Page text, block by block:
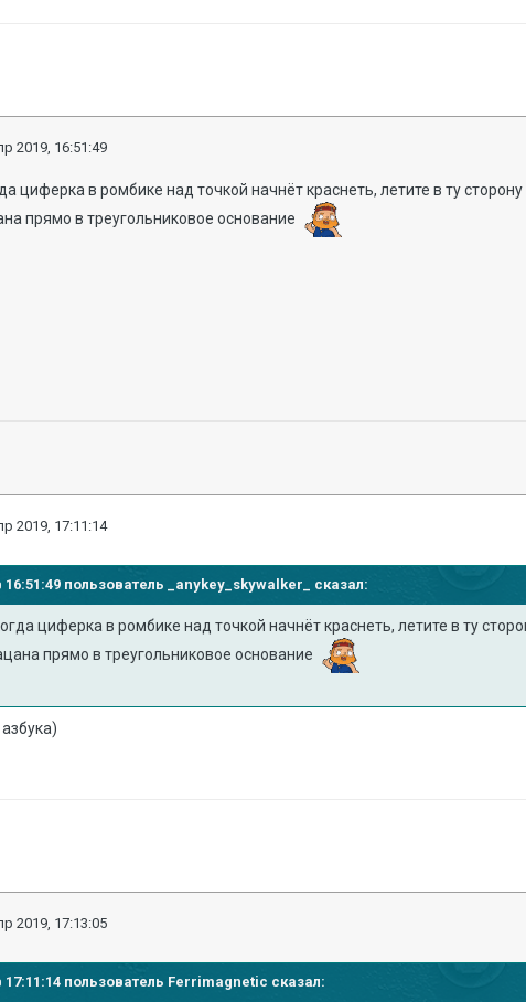
2019, 16:51:49
циферка в ромбике над точкой начнёт краснеть, летите в ту
прямо в треугольниковое основание
2019, 17:11:14
16:51:49 пользователь _anykey_skywalker_ сказал:
циферка в ромбике над точкой начнёт краснеть, летите в ту
прямо в треугольниковое основание
2019, 17:13:05
17:11:14 пользователь Ferrimagnetic сказал: